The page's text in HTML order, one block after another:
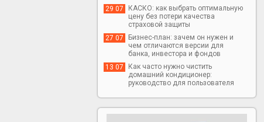
29 07
КАСКО: как выбрать оптимальную
цену без потери качества
страховой защиты
27 07
Бизнес-план: зачем он нужен и
чем отличаются версии для
банка, инвестора и фондов
13 07
Как часто нужно чистить
домашний кондиционер:
руководство для пользователя